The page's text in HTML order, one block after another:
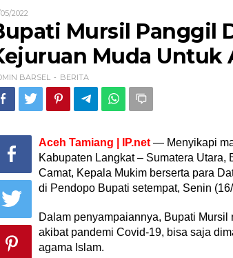
Penghulu
se-
Kejuruan
Muda
Untuk
Antisipasi
Pemurtadan
2022
BARSEL
Mursil Panggil
Muda Untuk
BARSEL - BERITA
Aceh Tamiang | IP.net — Menyikapi
Kabupaten Langkat – Sumatera Utara,
Camat, Kepala Mukim berserta para
di Pendopo Bupati setempat, Senin
Dalam penyampaiannya, Bupati
akibat pandemi Covid-19, bisa saja
agama Islam.